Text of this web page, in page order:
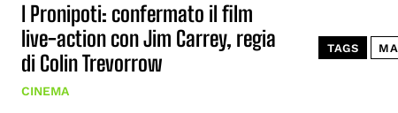
I Pronipoti: confermato il film
live-action con Jim Carrey, regia
di Colin Trevorrow
CINEMA
TAGS